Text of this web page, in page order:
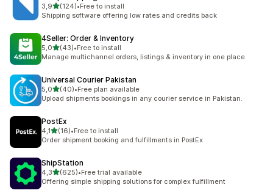
3,9z 5 hvězd
(124)
Celkový počet recenzí: 124
•Free to install
Shipping software offering low rates and credits back
4Seller: Order & Inventory
5,0z 5 hvězd
(43)
Celkový počet recenzí: 43
•Free to install
Manage multichannel orders, listings & inventory in one place
Universal Courier Pakistan
5,0z 5 hvězd
(40)
Celkový počet recenzí: 40
•Free plan available
Upload shipments bookings in any courier service in Pakistan.
PostEx
4,1z 5 hvězd
(16)
Celkový počet recenzí: 16
•Free to install
Order shipment booking and fulfillments in PostEx
ShipStation
4,3z 5 hvězd
(625)
Celkový počet recenzí: 625
•Free trial available
Offering simple shipping solutions for complex fulfillment